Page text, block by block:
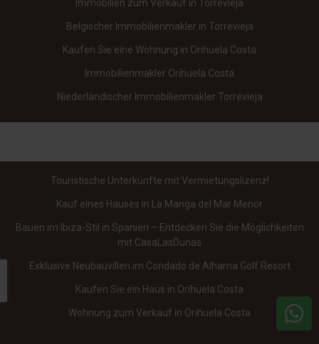
Immobilien zum Verkauf in Torrevieja
Belgischer Immobilienmakler in Torrevieja
Kaufen Sie eine Wohnung in Orihuela Costa
Immobilienmakler Orihuela Costa
Niederländischer Immobilienmakler Torrevieja
Touristische Unterkünfte mit Vermietungslizenz!
Kauf eines Hauses in La Manga del Mar Menor
Bauen im Ibiza-Stil in Spanien – Entdecken Sie die Möglichkeiten
mit CasaLasDunas
Exklusive Neubauvillen im Condado de Alhama Golf Resort
Kaufen Sie ein Haus in Orihuela Costa
Wohnung zum Verkauf in Orihuela Costa